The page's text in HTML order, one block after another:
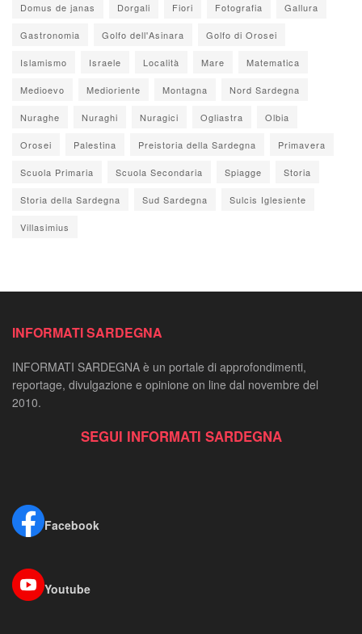
Domus de janas Dorgali Fiori Fotografia Gallura
Gastronomia Golfo dell'Asinara Golfo di Orosei
Islamismo Israele Località Mare Matematica
Medioevo Medioriente Montagna Nord Sardegna
Nuraghe Nuraghi Nuragici Ogliastra Olbia
Orosei Palestina Preistoria della Sardegna Primavera
Scuola Primaria Scuola Secondaria Spiagge Storia
Storia della Sardegna Sud Sardegna Sulcis Iglesiente
Villasimius
INFORMATI SARDEGNA
INFORMATI SARDEGNA è un portale di approfondimenti,
reportage, divulgazione e opinione on line dal novembre del
2010.
SEGUI INFORMATI SARDEGNA
Facebook
Youtube